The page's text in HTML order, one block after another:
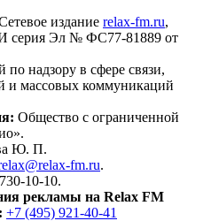
издание relax-fm.ru,
серия Эл № ФС77-81889 от
надзору в сфере связи,
и массовых коммуникаций
Общество с ограниченной
Ю. П.
fm.ru.
10-10.
рекламы на Relax FM
+7 (495) 921-40-41